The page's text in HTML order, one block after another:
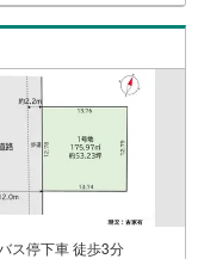
。ご希望があれば周辺
どもご案内をいたし
（株）八王子店 営業3
ス停下車 徒歩3分